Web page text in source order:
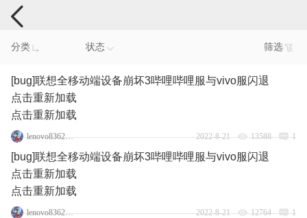
手机反馈
分类 状态 筛选
[bug]联想全移动端设备崩坏3哔哩哔哩服与vivo服闪退
点击重新加载
点击重新加载
lenovo83623621 2022-8-21 13588 1
[bug]联想全移动端设备崩坏3哔哩哔哩服与vivo服闪退
点击重新加载
点击重新加载
lenovo83623621 2022-8-21 12764 1